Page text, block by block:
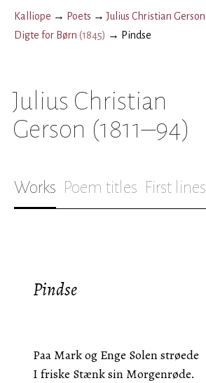
Kalliope → Poets →Julius Christian Gerson
Digte for Børn (1845) → Pindse
Julius Christian
Gerson (1811–94)
Works Poem titles First lines
Pindse
Paa Mark og Enge Solen strøede
I friske Stænk sin Morgenrøde.